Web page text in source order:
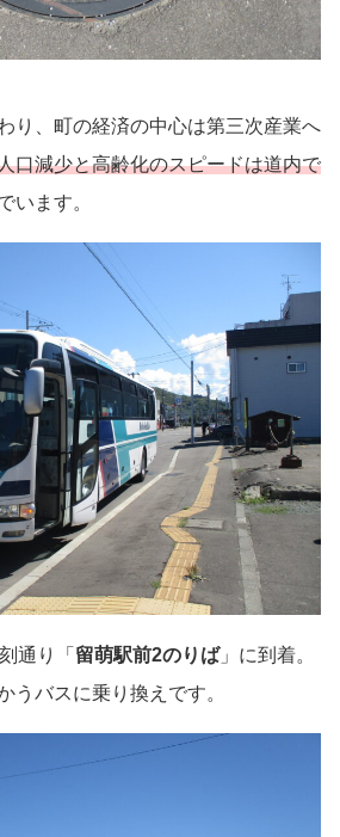
り、町の経済の中心は第三次産業へ
口減少と高齢化のスピードは道内で
います。
通り「 留萌駅前2のりば」に到着。
うバスに乗り換えです。